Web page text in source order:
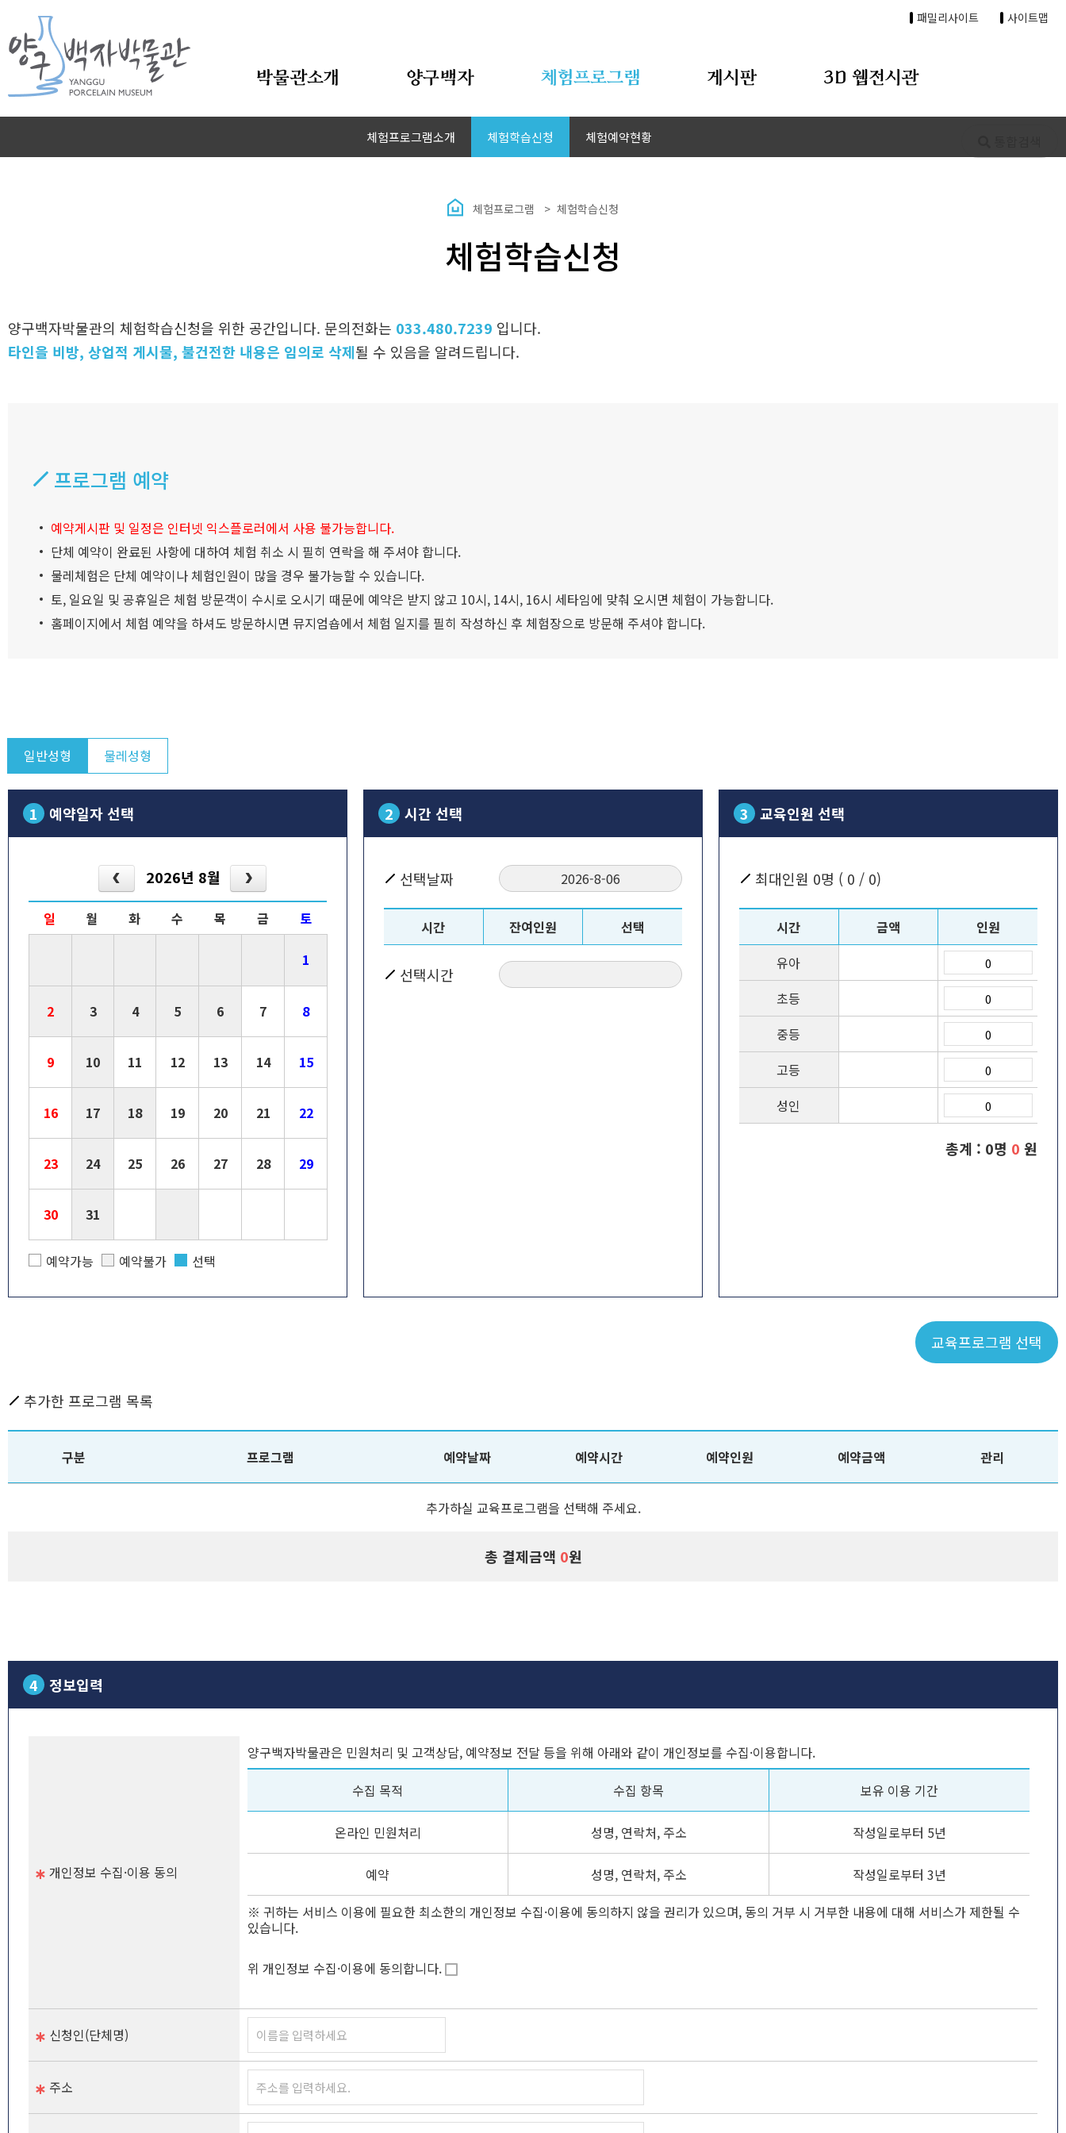
패밀리사이트 사이트맵
박물관소개 양구백자 체험프로그램
체험프로그램소개 체험학습신청 체험예약현황
게시판 3D 웹전시관
체험프로그램 체험학습신청
체험학습신청
양구백자박물관의 체험학습신청을 위한 공간입니다. 문의전화는 033.480.7239 입니다.
타인을 비방, 상업적 게시물, 불건전한 내용은 임의로 삭제될 수 있음을 알려드립니다.
프로그램 예약
예약게시판 및 일정은 인터넷 익스플로러에서 사용 불가능합니다.
단체 예약이 완료된 사항에 대하여 체험 취소 시 필히 연락을 해 주셔야 합니다.
물레체험은 단체 예약이나 체험인원이 많을 경우 불가능할 수 있습니다.
토, 일요일 및 공휴일은 체험 방문객이 수시로 오시기 때문에 예약은 받지 않고 10시, 14시, 16시 세타임에 맞춰 오시면 체험이 가능합니다.
홈페이지에서 체험 예약을 하셔도 방문하시면 뮤지엄숍에서 체험 일지를 필히 작성하신 후 체험장으로 방문해 주셔야 합니다.
일반성형 물레성형
1 예약일자 선택
2026년 8월
일 월 화 수 목 금 토
1
2 3 4 5 6 7 8
9 10 11 12 13 14 15
16 17 18 19 20 21 22
23 24 25 26 27 28 29
30 31
예약가능 예약불가 선택
2 시간 선택
선택날짜 2026-8-06
시간 잔여인원 선택
선택시간
3 교육인원 선택
최대인원 0명 ( 0 / 0)
시간 금액
인원
유아
초등
중등
고등
성인
총계 : 0명 0 원
교육프로그램 선택
추가한 프로그램 목록
구분 프로그램 예약날짜 예약시간 예약인원 예약금액 관리
추가하실 교육프로그램을 선택해 주세요.
총 결제금액 0원
4 정보입력
개인정보 수집·이용 동의
양구백자박물관은 민원처리 및 고객상담, 예약정보 전달 등을 위해 아래와 같이 개인정보를 수집·이용합니다.
수집 목적
수집 항목 보유 이용 기간
온라인 민원처리 성명, 연락처, 주소 작성일로부터 5년
예약 성명, 연락처, 주소
작성일로부터 3년
※ 귀하는 서비스 이용에 필요한 최소한의 개인정보 수집·이용에 동의하지 않을 권리가 있으며, 동의 거부 시 거부한 내용에 대해 서비스가 제한될 수
있습니다.
위 개인정보 수집·이용에 동의합니다.
신청인(단체명)
주소